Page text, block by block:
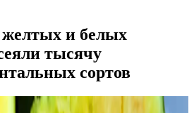
желтых и белых
тысячу
сортов